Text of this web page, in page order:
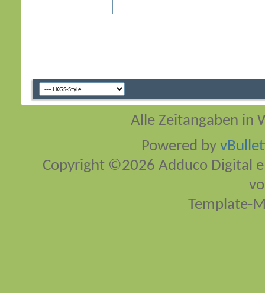
Alle Zeitangaben in
Powered by
Copyright ©2026 Adduco Digital
Template-